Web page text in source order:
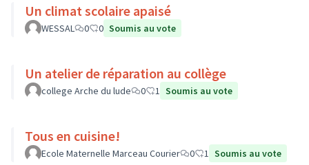
Un climat scolaire apaisé
WESSAL 0 0 Soumis au vote
Un atelier de réparation au collège
college Arche du lude 0 1 Soumis au vote
Tous en cuisine!
Ecole Maternelle Marceau Courier 0 1 Soumis au vote